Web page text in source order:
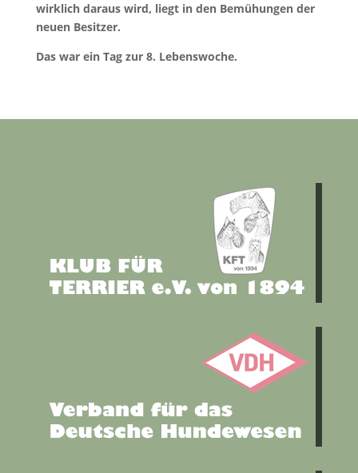
wirklich daraus wird, liegt in den Bemühungen der
neuen Besitzer.
Das war ein Tag zur 8. Lebenswoche.